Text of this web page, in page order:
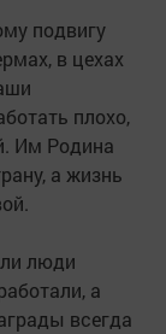
подвигу
в цехах
плохо,
Им Родина
а жизнь
люди
а
всегда